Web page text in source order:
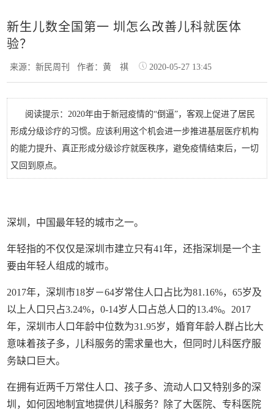
新生儿数全国第一 圳怎么改善儿科就医体
验？
来源：新民周刊作者：黄 祺 2020-05-27 13:45
阅读提示：2020年由于新冠疫情的“倒逼”，客观上促进了居民
形成分级诊疗的习惯。应该利用这个机会进一步推进基层医疗机构
的能力提升、真正形成分级诊疗就医秩序，避免疫情结束后，一切
又回到原点。
深圳，中国最年轻的城市之一。
年轻指的不仅仅是深圳市建立只有41年，还指深圳是一个主
要由年轻人组成的城市。
2017年，深圳市18岁－64岁常住人口占比为81.16%，65岁及
以上人口只占3.24%，0-14岁人口占总人口的13.4%。2017
年，深圳市人口年龄中位数为31.95岁，婚育年龄人群占比大
意味着孩子多，儿科服务的需求量也大，但同时儿科医疗服
务缺口巨大。
在拥有近两千万常住人口、孩子多、流动人口又特别多的深
圳，如何因地制宜地提供儿科服务？除了大医院、专科医院